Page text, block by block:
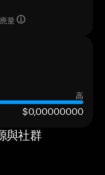
量
高
$0,00000000
與社群